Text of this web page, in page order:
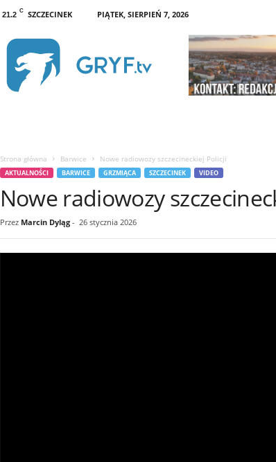
21.2 C SZCZECINEK
PIĄTEK, SIERPIEŃ 7, 2026
Strona główna Barwice Nowe radiowozy szczecineckiej Policji
AKTUALNOŚCI BARWICE GRZMIĄCA SZCZECINEK VIDEO
Nowe radiowozy
Przez Marcin Dyląg- 26 stycznia 2026